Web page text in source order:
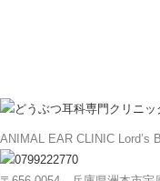
ANIMAL EAR CLINIC Lord’s